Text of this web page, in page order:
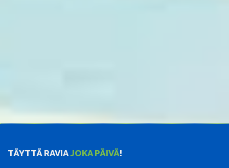
TÄYTTÄ RAVIAJOKA PÄIVÄ!